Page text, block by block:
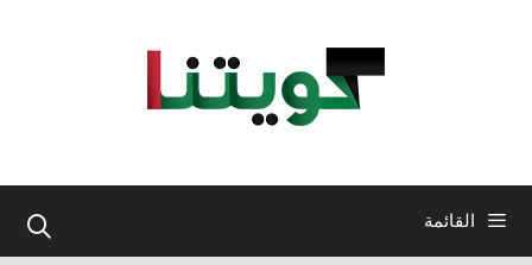
القائمة